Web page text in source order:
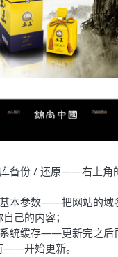
备份 / 还原——右上角
本参数——把网站的域
己的内容；
统缓存——更新完之后
开始更新。